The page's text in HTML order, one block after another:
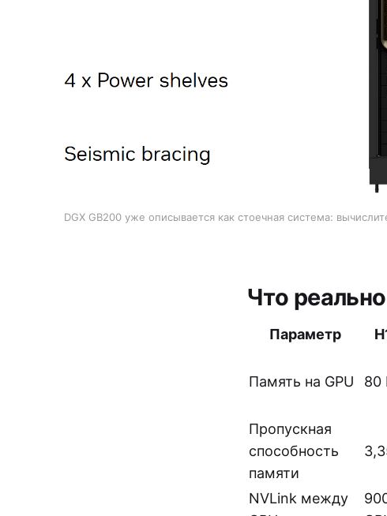
DGX GB200 уже описывается как стоечная система:
Что
Параметр
Память на GPU 80
Пропускная
способность
памяти
NVLink между